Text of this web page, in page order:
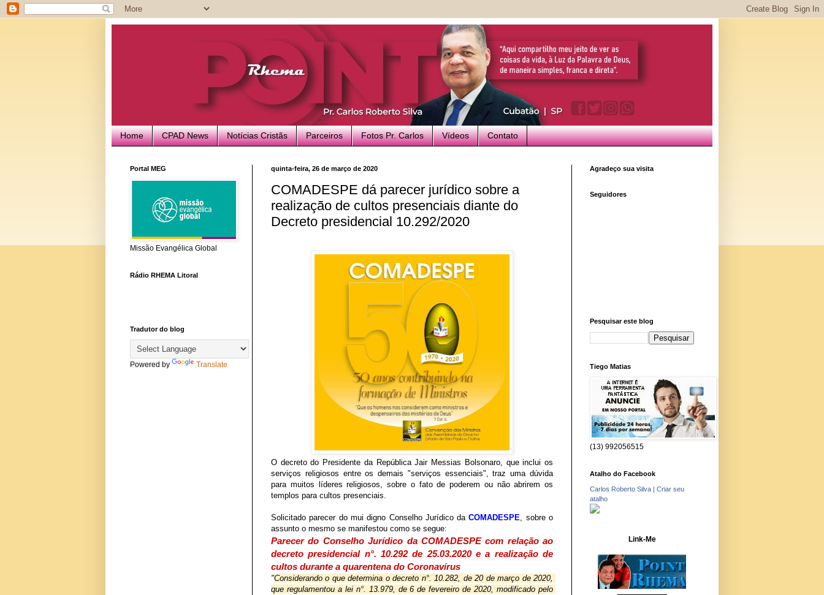
Home CPAD News Notícias Cristãs Parceiros Fotos Pr. Carlos Vídeos Contato
quinta-feira, 26 de março de 2020
COMADESPE dá parecer jurídico sobre a
realização de cultos presenciais diante do
Decreto presidencial 10.292/2020
O decreto do Presidente da República Jair Messias Bolsonaro, que inclui os
serviços religiosos entre os demais "serviços essenciais", traz uma dúvida
para muitos líderes religiosos, sobre o fato de poderem ou não abrirem os
templos para cultos presenciais.
Solicitado parecer do mui digno Conselho Jurídico da COMADESPE, sobre o
assunto o mesmo se manifestou como se segue:
Parecer do Conselho Jurídico da COMADESPE com relação ao
decreto presidencial n°. 10.292 de 25.03.2020 e a realização de
cultos durante a quarentena do Coronavírus
"Considerando o que determina o decreto n°. 10.282, de 20 de março de 2020,
que regulamentou a lei n°. 13.979, de 6 de fevereiro de 2020, modificado pelo
Portal MEG
Missão Evangélica Global
Rádio RHEMA Litoral
Tradutor do blog
Powered by Translate
Agradeço sua visita
Seguidores
Pesquisar este blog
Tiego Matias
(13) 992056515
Atalho do Facebook
Carlos Roberto Silva | Criar seu
atalho
Link-Me